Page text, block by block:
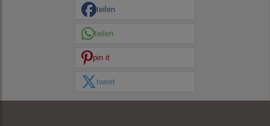
teilen
teilen
pin it
tweet